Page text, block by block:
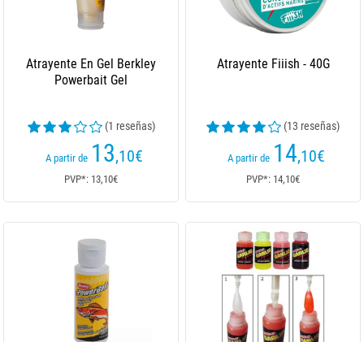
Atrayente En Gel Berkley
Powerbait Gel
(1 reseñas)
A partir de 13,10€
PVP*: 13,10€
Atrayente Fiiish - 40G
(13 reseñas)
A partir de 14,10€
PVP*: 14,10€